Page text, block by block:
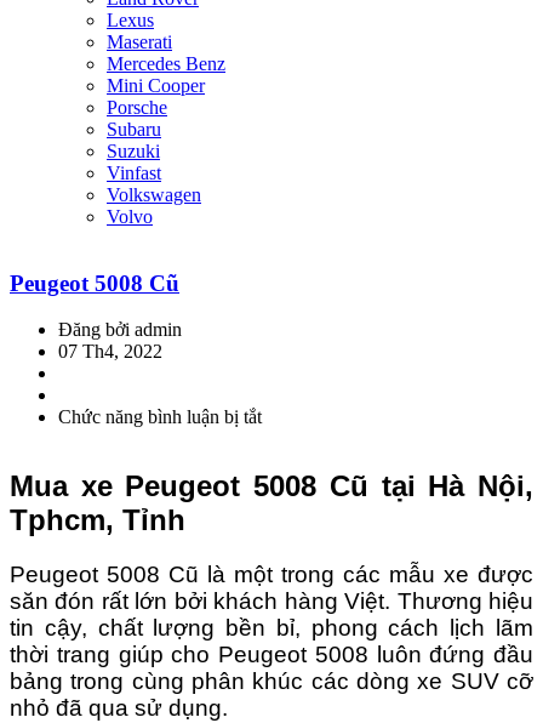
Lexus
Maserati
Mercedes Benz
Mini Cooper
Porsche
Subaru
Suzuki
Vinfast
Volkswagen
Volvo
Peugeot 5008 Cũ
Đăng bởi admin
07 Th4, 2022
Chức năng bình luận bị tắtở
Cũ
Mua xe Peugeot 5008 Cũ tại Hà Nội,
Tphcm, Tỉnh
Peugeot 5008 Cũ là một trong các mẫu xe được
săn đón rất lớn bởi khách hàng Việt. Thương hiệu
tin cậy, chất lượng bền bỉ, phong cách lịch lãm
thời trang giúp cho Peugeot 5008 luôn đứng đầu
bảng trong cùng phân khúc các dòng xe SUV cỡ
nhỏ đã qua sử dụng.